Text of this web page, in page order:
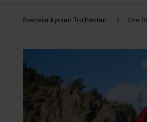
Svenska kyrkan Trollhättan Om